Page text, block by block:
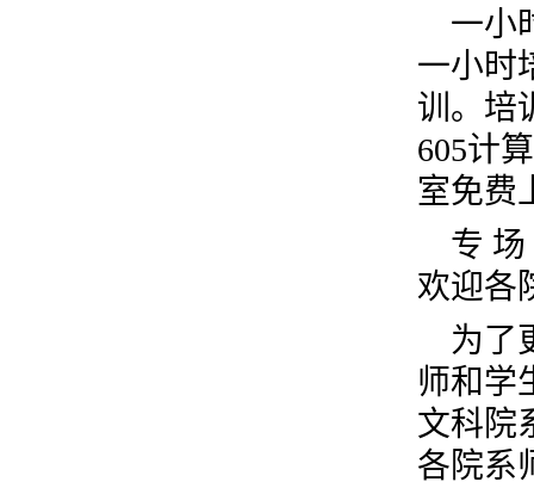
一小
一小时
训。培
605计
室免费
专
欢迎各
为了
师和学
文科院
各院系